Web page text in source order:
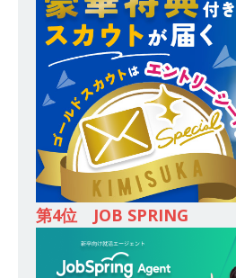
[ 2026年5月14日 ]
ー｜東京勤務・転
200％増収!! ｜ 様
付けることが可能
としてクライアン
休み ｜ データア
極採用企業
[ 2026年5月14日 ]
し 】 食品・生鮮
第4位 JOB SPRING